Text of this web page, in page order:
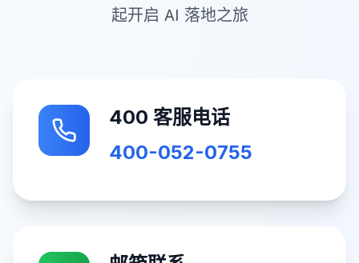
起开启 AI 落地之旅
400 客服电话
400-052-0755